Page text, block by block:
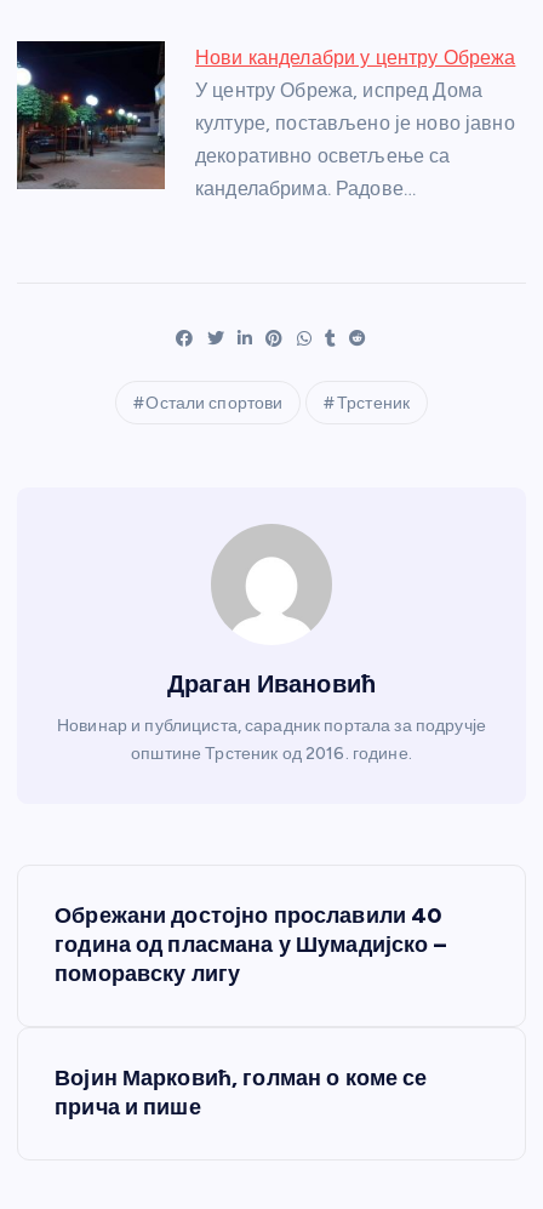
Нови канделабри у центру Обрежа
У центру Обрежа, испред Дома
културе, постављено је ново јавно
декоративно осветљење са
канделабрима. Радове…
Остали спортови Трстеник
Драган Ивановић
Новинар и публициста, сарадник портала за подручје
општине Трстеник од 2016. године.
Обрежани достојно прославили 40
година од пласмана у Шумадијско –
поморавску лигу
Војин Марковић, голман о коме се
прича и пише